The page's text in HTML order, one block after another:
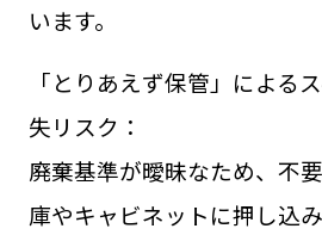
います。
「とりあえず保管」による
失リスク：
廃棄基準が曖昧なため、不
庫やキャビネットに押し込